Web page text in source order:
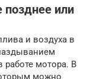
позднее или
и воздуха в
мотора. В
можно